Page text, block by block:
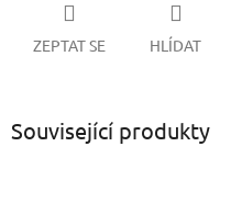
ZEPTAT SE HLÍDAT
Související produkty